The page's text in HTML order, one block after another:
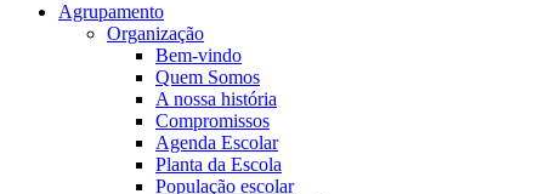
Agrupamento
Organização
Bem-vindo
Quem Somos
A nossa história
Compromissos
Agenda Escolar
Planta da Escola
População escolar